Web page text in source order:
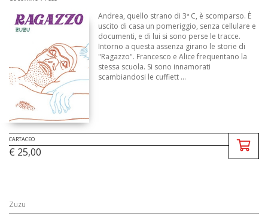
Andrea, quello strano di 3ª C, è scomparso. È
uscito di casa un pomeriggio, senza cellulare e
documenti, e di lui si sono perse le tracce.
Intorno a questa assenza girano le storie di
"Ragazzo". Francesco e Alice frequentano la
stessa scuola. Si sono innamorati
scambiandosi le cuffiett ...
CARTACEO
€ 25,00
Zuzu